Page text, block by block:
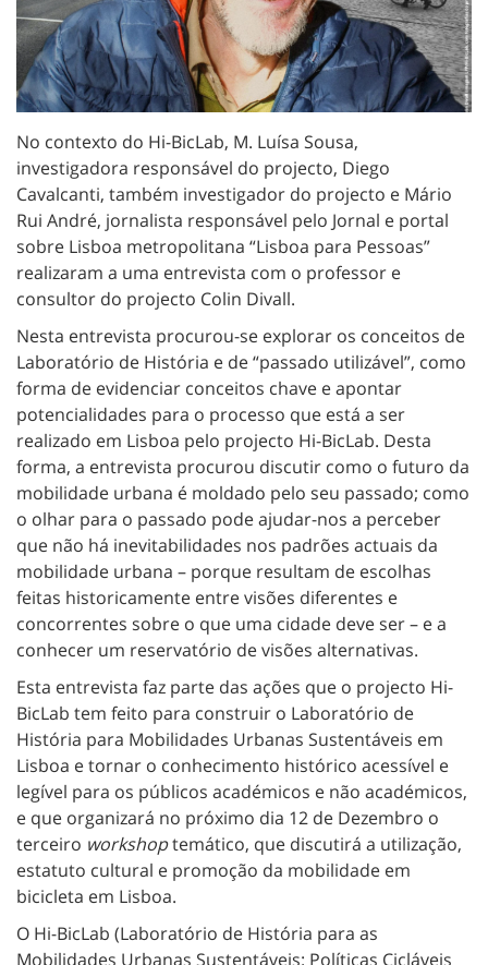
No contexto do Hi-BicLab, M. Luísa Sousa,
investigadora responsável do projecto, Diego
Cavalcanti, também investigador do projecto e Mário
Rui André, jornalista responsável pelo Jornal e portal
sobre Lisboa metropolitana “Lisboa para Pessoas”
realizaram a uma entrevista com o professor e
consultor do projecto Colin Divall.
Nesta entrevista procurou-se explorar os conceitos de
Laboratório de História e de “passado utilizável”, como
forma de evidenciar conceitos chave e apontar
potencialidades para o processo que está a ser
realizado em Lisboa pelo projecto Hi-BicLab. Desta
forma, a entrevista procurou discutir como o futuro da
mobilidade urbana é moldado pelo seu passado; como
o olhar para o passado pode ajudar-nos a perceber
que não há inevitabilidades nos padrões actuais da
mobilidade urbana – porque resultam de escolhas
feitas historicamente entre visões diferentes e
concorrentes sobre o que uma cidade deve ser – e a
conhecer um reservatório de visões alternativas.
Esta entrevista faz parte das ações que o projecto Hi-
BicLab tem feito para construir o Laboratório de
História para Mobilidades Urbanas Sustentáveis em
Lisboa e tornar o conhecimento histórico acessível e
legível para os públicos académicos e não académicos,
e que organizará no próximo dia 12 de Dezembro o
terceiro workshoptemático, que discutirá a utilização,
estatuto cultural e promoção da mobilidade em
bicicleta em Lisboa.
O Hi-BicLab (Laboratório de História para as
Mobilidades Urbanas Sustentáveis: Políticas Cicláveis